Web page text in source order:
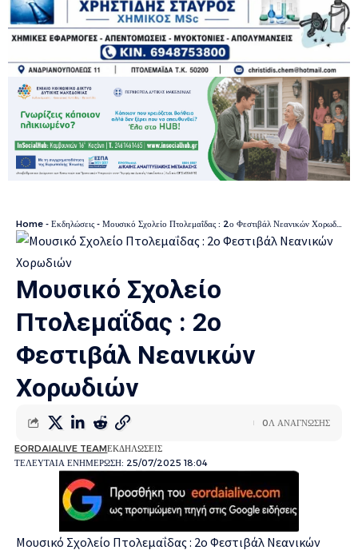
Home - Εκδηλώσεις - Μουσικό Σχολείο Πτολεμαΐδας : 2ο Φεστιβάλ Νεανικών Χορωδιών
Μουσικό Σχολείο
Πτολεμαΐδας : 2ο
Φεστιβάλ Νεανικών
Χορωδιών
ΤΕΛΕΥΤΑΙΑ ΕΝΗΜΕΡΩΣΗ: 25/07/2025 18:04
EORDAIALIVE TEAMΕΚΔΗΛΩΣΕΙΣ
0Λ ΑΝΑΓΝΩΣΗΣ
Μουσικό Σχολείο Πτολεμαΐδας : 2ο Φεστιβάλ Νεανικών